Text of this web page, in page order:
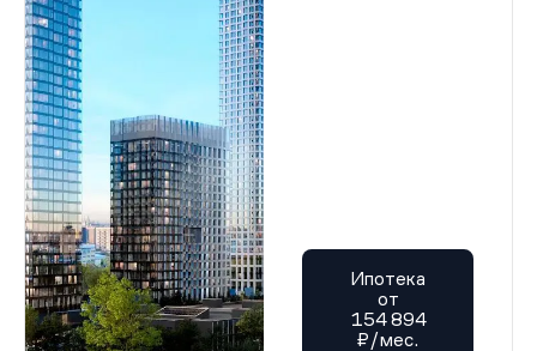
Ипотека
от
154 894
₽/мес.